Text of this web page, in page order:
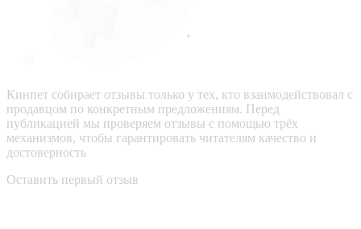
Кинпет собирает отзывы только у тех, кто взаимодействовал с
продавцом по конкретным предложениям. Перед
публикацией мы проверяем отзывы с помощью трёх
механизмов, чтобы гарантировать читателям качество и
достоверность
Оставить первый отзыв